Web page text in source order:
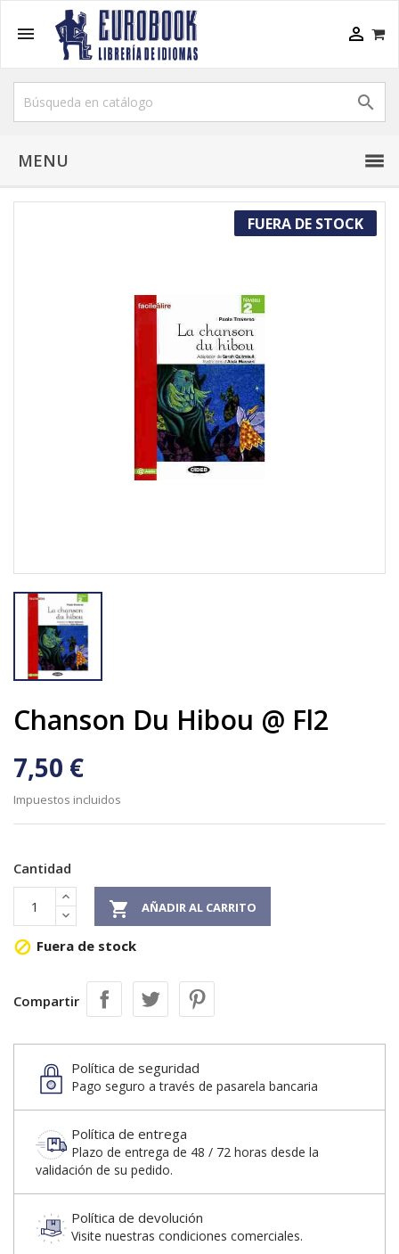
 

MENU
FUERA DE STOCK
Chanson Du Hibou @ Fl2
7,50 €
Impuestos incluidos
Cantidad
 AÑADIR AL CARRITO
 Fuera de stock
Compartir
Política de seguridad
Pago seguro a través de pasarela bancaria
Política de entrega
Plazo de entrega de 48 / 72 horas desde la
validación de su pedido.
Política de devolución
Visite nuestras condiciones comerciales.